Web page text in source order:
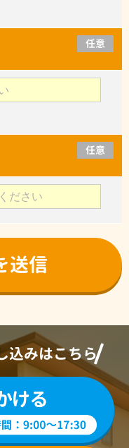
任意
任意
込みはこちら